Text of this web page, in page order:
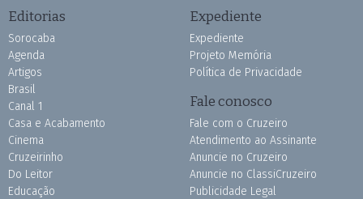
Editorias
Sorocaba
Agenda
Artigos
Brasil
Canal 1
Casa e Acabamento
Cinema
Cruzeirinho
Do Leitor
Educação
Expediente
Expediente
Projeto Memória
Política de Privacidade
Fale conosco
Fale com o Cruzeiro
Atendimento ao Assinante
Anuncie no Cruzeiro
Anuncie no ClassiCruzeiro
Publicidade Legal